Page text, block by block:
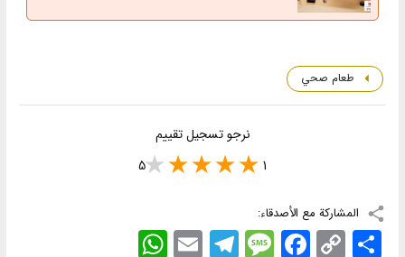
طعام صحي
نرجو تسجيل تقييم
1
5
المشاركة مع الأصدقاء:
WhatsApp EmailTelegramMessageFacebook Copy
Link
اشتراک